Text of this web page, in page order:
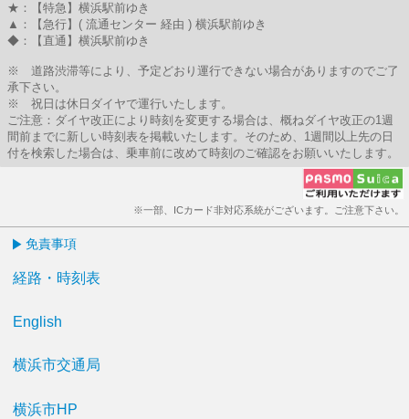
★：【特急】横浜駅前ゆき
▲：【急行】( 流通センター 経由 ) 横浜駅前ゆき
◆：【直通】横浜駅前ゆき
※ 道路渋滞等により、予定どおり運行できない場合がありますのでご了
承下さい。
※ 祝日は休日ダイヤで運行いたします。
ご注意：ダイヤ改正により時刻を変更する場合は、概ねダイヤ改正の1週
間前までに新しい時刻表を掲載いたします。そのため、1週間以上先の日
付を検索した場合は、乗車前に改めて時刻のご確認をお願いいたします。
※一部、ICカード非対応系統がございます。ご注意下さい。
免責事項
経路・時刻表
English
横浜市交通局
横浜市HP